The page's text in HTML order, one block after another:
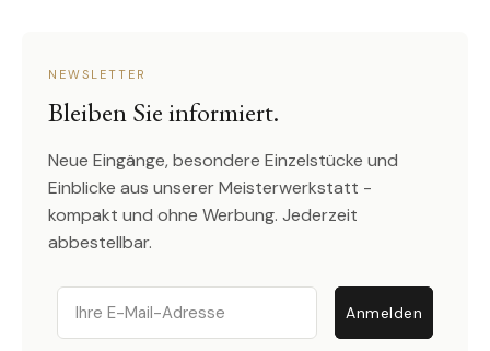
NEWSLETTER
Bleiben Sie informiert.
Neue Eingänge, besondere Einzelstücke und
Einblicke aus unserer Meisterwerkstatt -
kompakt und ohne Werbung. Jederzeit
abbestellbar.
Email
Anmelden